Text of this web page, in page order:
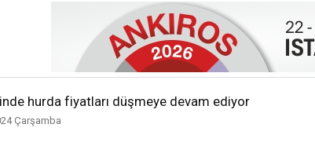
hurda fiyatları düşmeye devam ediyor
Çarşamba